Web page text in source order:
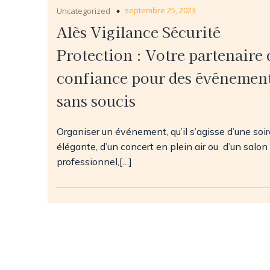
Uncategorized septembre 25, 2023
Alès Vigilance Sécurité
Protection : Votre partenaire
confiance pour des
sans soucis
Organiser un événement, qu’il s’agisse d’une
élégante, d’un concert en plein air ou d’un salon
professionnel,[…]